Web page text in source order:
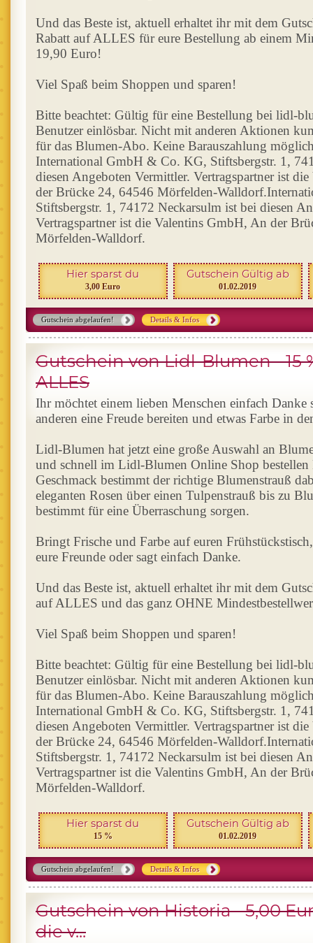
Und das Beste ist, aktuell erhaltet ihr mit dem
Rabatt auf ALLES für eure Bestellung ab einem
19,90 Euro!
Viel Spaß beim Shoppen und sparen!
Bitte beachtet: Gültig für eine Bestellung bei lidl-
Benutzer einlösbar. Nicht mit anderen Aktionen
für das Blumen-Abo. Keine Barauszahlung
International GmbH & Co. KG, Stiftsbergstr. 1,
diesen Angeboten Vermittler. Vertragspartner ist
der Brücke 24, 64546 Mörfelden-
Stiftsbergstr. 1, 74172 Neckarsulm ist bei diesen
Vertragspartner ist die Valentins GmbH, An der
Mörfelden-Walldorf.
Hier sparst du
3,00 Euro
Gutschein Gültig ab
01.02.2019
Gutschein abgelaufen! Details & Infos
Gutschein von Lidl-Blumen - 15
ALLES
Ihr möchtet einem lieben Menschen einfach Danke
anderen eine Freude bereiten und etwas Farbe in
Lidl-Blumen hat jetzt eine große Auswahl an
und schnell im Lidl-Blumen Online Shop
Geschmack bestimmt der richtige Blumenstrauß
eleganten Rosen über einen Tulpenstrauß bis zu
bestimmt für eine Überraschung sorgen.
Bringt Frische und Farbe auf euren
eure Freunde oder sagt einfach Danke.
Und das Beste ist, aktuell erhaltet ihr mit dem
auf ALLES und das ganz OHNE
Viel Spaß beim Shoppen und sparen!
Bitte beachtet: Gültig für eine Bestellung bei lidl-
Benutzer einlösbar. Nicht mit anderen Aktionen
für das Blumen-Abo. Keine Barauszahlung
International GmbH & Co. KG, Stiftsbergstr. 1,
diesen Angeboten Vermittler. Vertragspartner ist
der Brücke 24, 64546 Mörfelden-
Stiftsbergstr. 1, 74172 Neckarsulm ist bei diesen
Vertragspartner ist die Valentins GmbH, An der
Mörfelden-Walldorf.
Hier sparst du
15 %
Gutschein Gültig ab
01.02.2019
Gutschein abgelaufen! Details & Infos
Gutschein von Historia - 5,00
die v...